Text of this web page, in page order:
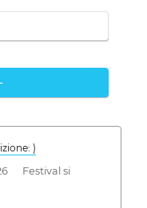
)
Festival si